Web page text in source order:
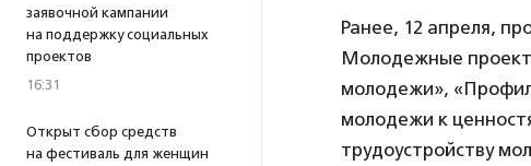
заявочной кампании
на поддержку социальных
проектов
16:31
Открыт сбор средств
на фестиваль для женщин
Ранее, 12 апреля,
Молодежные
молодежи»,
молодежи к
трудоустройству